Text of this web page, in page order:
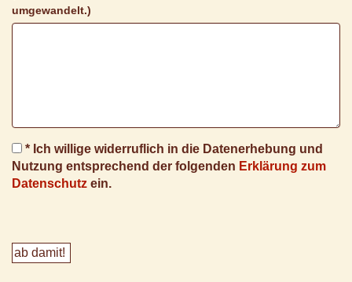
umgewandelt.)
* Ich willige widerruflich in die Datenerhebung und
Nutzung entsprechend der folgenden Erklärung zum
Datenschutz ein.